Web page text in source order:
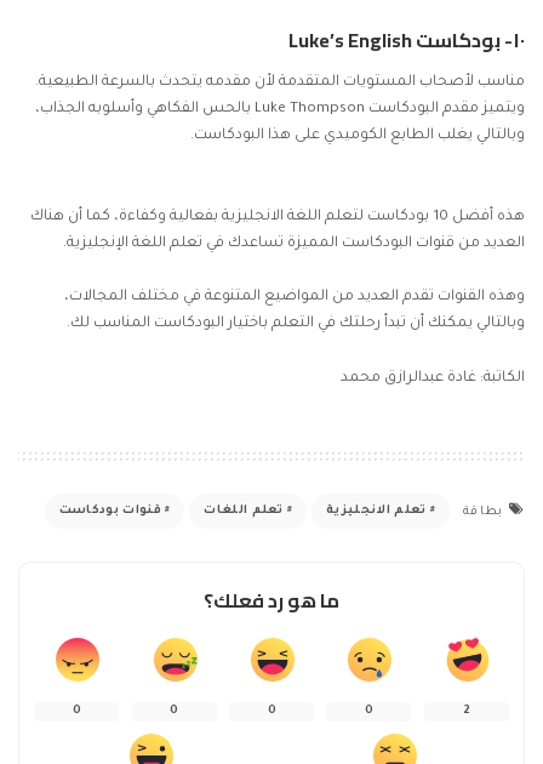
١٠- بودكاست Luke’s English
مناسب لأصحاب المستويات المتقدمة لأن مقدمه يتحدث بالسرعة الطبيعية.
ويتميز مقدم البودكاست Luke Thompson بالحس الفكاهي وأسلوبه الجذاب،
وبالتالي يغلب الطابع الكوميدي على هذا البودكاست.
هذه أفضل 10 بودكاست لتعلم اللغة الانجليزية بفعالية وكفاءة، كما أن هناك
العديد من قنوات البودكاست المميزة تساعدك في تعلم اللغة الإنجليزية.
وهذه القنوات تقدم العديد من المواضيع المتنوعة في مختلف المجالات،
وبالتالي يمكنك أن تبدأ رحلتك في التعلم باختيار البودكاست المناسب لك.
الكاتبة: غادة عبدالرازق محمد
بطاقة تعلم الانجليزية تعلم اللغات قنوات بودكاست
ما هو رد فعلك؟
2
0
0
0
0